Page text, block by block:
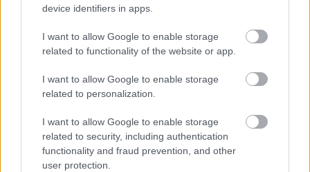
device identifiers in apps.
I want to allow Google to enable storage
related to functionality of the website or app.
I want to allow Google to enable storage
related to personalization.
I want to allow Google to enable storage
related to security, including authentication
functionality and fraud prevention, and other
user protection.
14 éve
@Zeon: hát itt nem üres, egy embeddelt inda album
ül benne.
Yellow73
14 éve
tutuka,